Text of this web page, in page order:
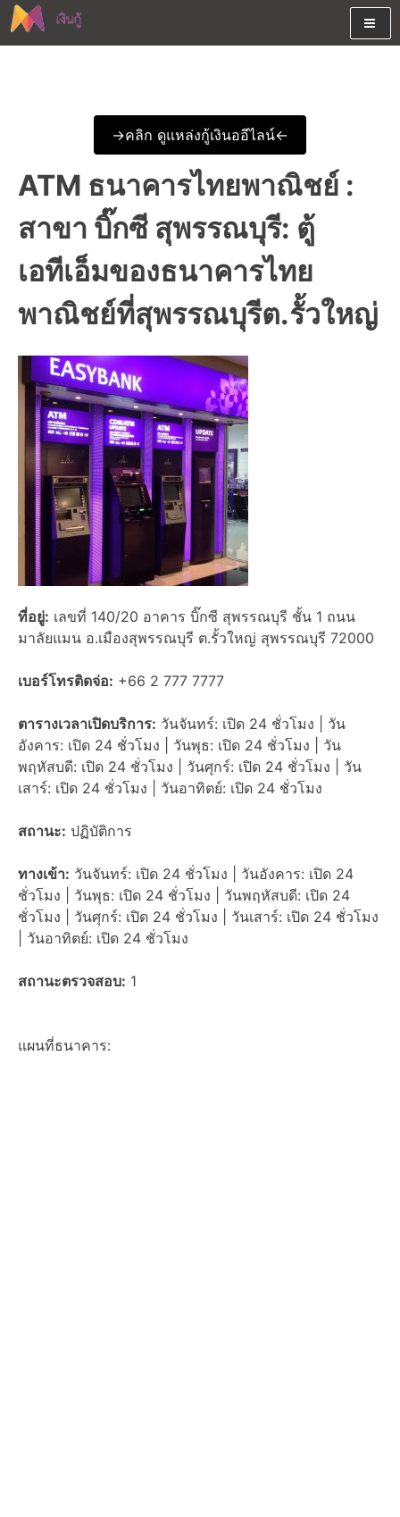
Skip
to
เงินด่วนรับสินเชื่อพร้อมบัตรกด
เงินสด และมีรีไฟแนนซ์ด้วย
->คลิก ดูแหล่งกู้เงินออีไลน์<-
ATM ธนาคารไทยพาณิชย์ :
สาขา บิ๊กซี สุพรรณบุรี: ตู้
เอทีเอ็มของธนาคารไทย
พาณิชย์ที่สุพรรณบุรีต.รั้วใหญ่
ที่อยู่: เลขที่ 140/20 อาคาร บิ๊กซี สุพรรณบุรี ชั้น 1 ถนน
มาลัยแมน อ.เมืองสุพรรณบุรี ต.รั้วใหญ่ สุพรรณบุรี 72000
เบอร์โทรติดจ่อ: +66 2 777 7777
ตารางเวลาเปิดบริการ: วันจันทร์: เปิด 24 ชั่วโมง | วัน
อังคาร: เปิด 24 ชั่วโมง | วันพุธ: เปิด 24 ชั่วโมง | วัน
พฤหัสบดี: เปิด 24 ชั่วโมง | วันศุกร์: เปิด 24 ชั่วโมง | วัน
เสาร์: เปิด 24 ชั่วโมง | วันอาทิตย์: เปิด 24 ชั่วโมง
สถานะ: ปฏิบัติการ
ทางเข้า: วันจันทร์: เปิด 24 ชั่วโมง | วันอังคาร: เปิด 24
ชั่วโมง | วันพุธ: เปิด 24 ชั่วโมง | วันพฤหัสบดี: เปิด 24
ชั่วโมง | วันศุกร์: เปิด 24 ชั่วโมง | วันเสาร์: เปิด 24 ชั่วโมง
| วันอาทิตย์: เปิด 24 ชั่วโมง
สถานะตรวจสอบ: 1
แผนที่ธนาคาร: